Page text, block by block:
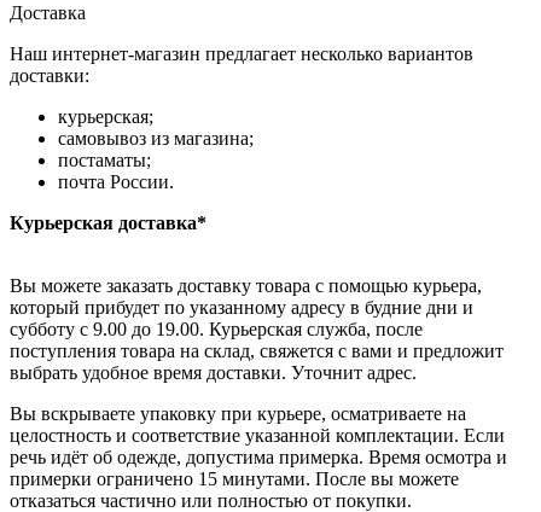
Доставка
Наш интернет-магазин предлагает несколько вариантов
доставки:
курьерская;
самовывоз из магазина;
постаматы;
почта России.
Курьерская доставка*
Вы можете заказать доставку товара с помощью курьера,
который прибудет по указанному адресу в будние дни и
субботу с 9.00 до 19.00. Курьерская служба, после
поступления товара на склад, свяжется с вами и предложит
выбрать удобное время доставки. Уточнит адрес.
Вы вскрываете упаковку при курьере, осматриваете на
целостность и соответствие указанной комплектации. Если
речь идёт об одежде, допустима примерка. Время осмотра и
примерки ограничено 15 минутами. После вы можете
отказаться частично или полностью от покупки.